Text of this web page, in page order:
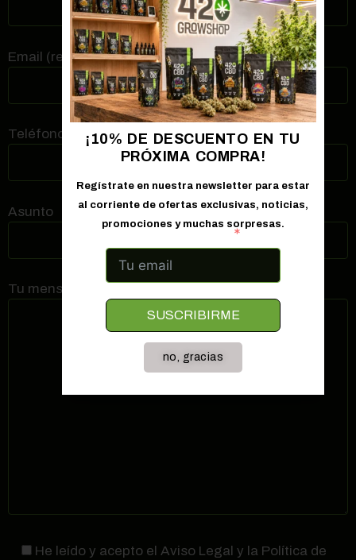
Email (requerido)
Teléfono de contacto (requerido)
Asunto
Tu mensaje
He leído y acepto el Aviso Legal y la Política de
¡10% DE DESCUENTO EN TU
PRÓXIMA COMPRA!
Regístrate en nuestra newsletter para estar
al corriente de ofertas exclusivas, noticias,
promociones y muchas sorpresas.
Correo electrónico
SUSCRIBIRME
no, gracias